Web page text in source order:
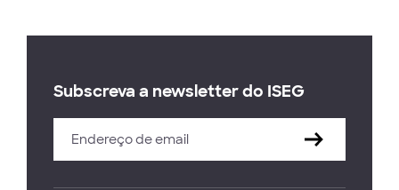
Subscreva a newsletter do ISEG